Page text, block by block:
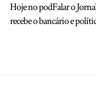
Hoje no podFalar o
recebe o bancário e